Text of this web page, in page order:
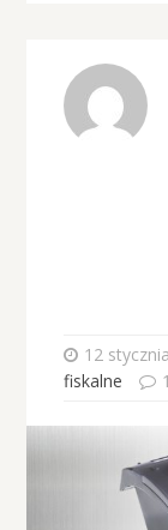
12
fiskalne